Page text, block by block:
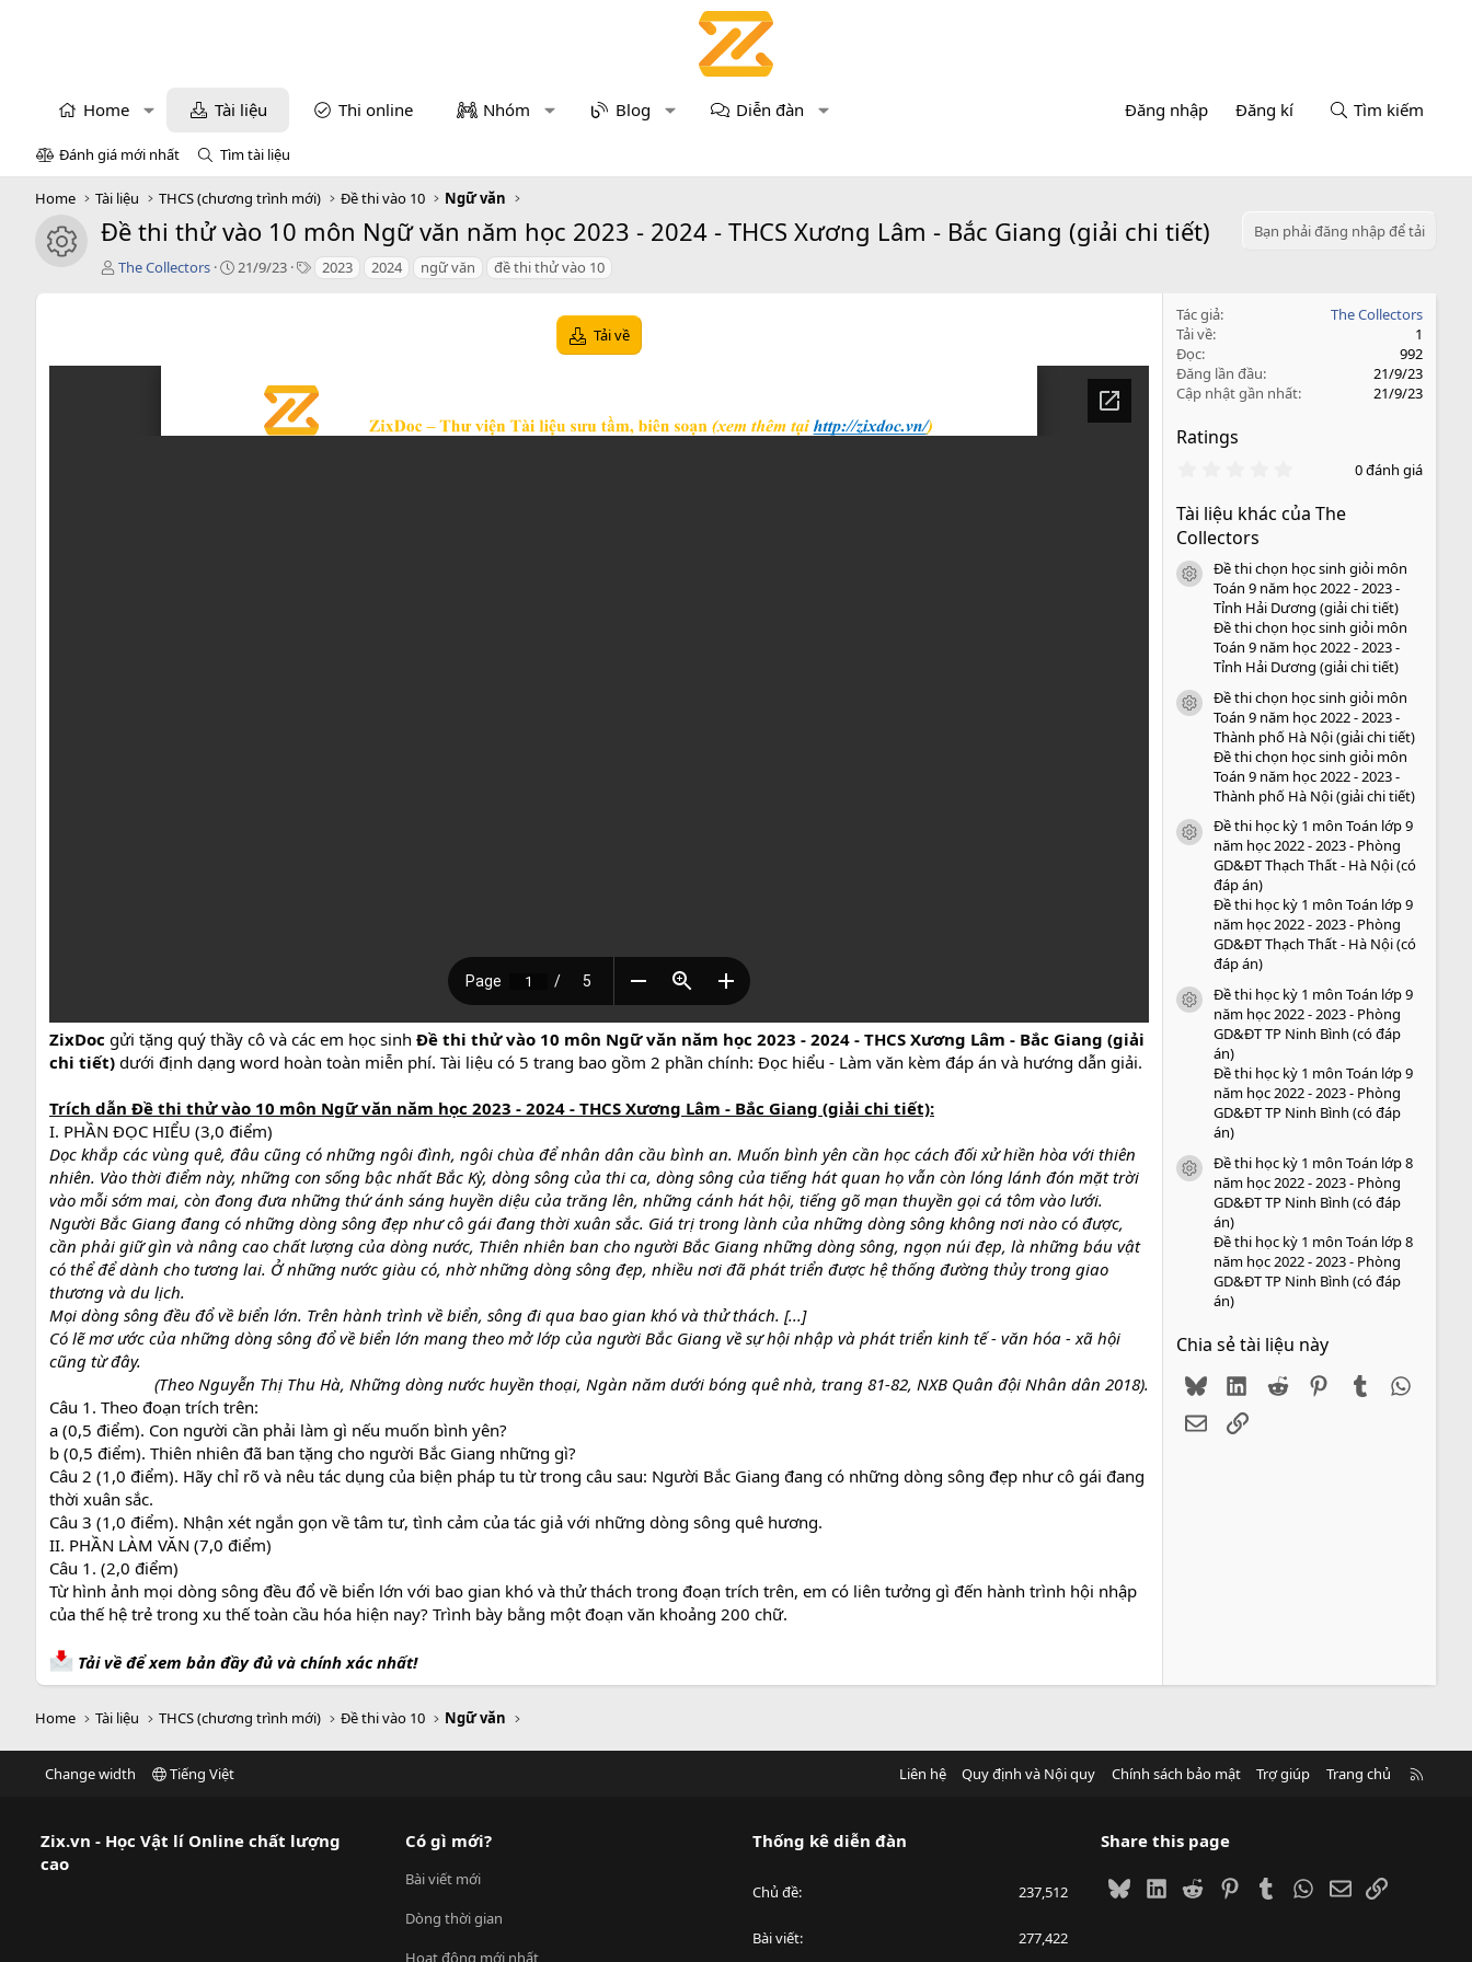
Home Tài liệu Thi online Nhóm Blog Diễn đàn Đăng nhập Đăng kí Tìm kiếm
Đánh giá mới nhất Tìm tài liệu
Home Tài liệu THCS (chương trình mới) Đề thi vào 10 Ngữ văn
icon tài liệu
Đề thi thử vào 10 môn Ngữ văn năm học 2023 - 2024 - THCS Xương Lâm - Bắc Giang (giải chi tiết)
Bạn phải đăng nhập để tải
T
ả
The Collectors
C
21/9/23
T 2023 2024 ngữ văn đề thi thử vào 10
Tải về
ZixDoc gửi tặng quý thầy cô và các em học sinh Đề thi thử vào 10 môn Ngữ văn năm học 2023 - 2024 - THCS Xương Lâm - Bắc Giang (giải
chi tiết) dưới định dạng word hoàn toàn miễn phí. Tài liệu có 5 trang bao gồm 2 phần chính: Đọc hiểu - Làm văn kèm đáp án và hướng dẫn giải.
Trích dẫn Đề thi thử vào 10 môn Ngữ văn năm học 2023 - 2024 - THCS Xương Lâm - Bắc Giang (giải chi tiết):
I. PHẦN ĐỌC HIỂU (3,0 điểm)
Dọc khắp các vùng quê, đâu cũng có những ngôi đình, ngôi chùa để nhân dân cầu bình an. Muốn bình yên cần học cách đối xử hiền hòa với thiên
nhiên. Vào thời điểm này, những con sống bậc nhất Bắc Kỳ, dòng sông của thi ca, dòng sông của tiếng hát quan họ vẫn còn lóng lánh đón mặt trời
vào mỗi sớm mai, còn đong đưa những thứ ánh sáng huyền diệu của trăng lên, những cánh hát hội, tiếng gõ mạn thuyền gọi cá tôm vào lưới.
Người Bắc Giang đang có những dòng sông đẹp như cô gái đang thời xuân sắc. Giá trị trong lành của những dòng sông không nơi nào có được,
cần phải giữ gìn và nâng cao chất lượng của dòng nước, Thiên nhiên ban cho người Bắc Giang những dòng sông, ngọn núi đẹp, là những báu vật
có thể để dành cho tương lai. Ở những nước giàu có, nhờ những dòng sông đẹp, nhiều nơi đã phát triển được hệ thống đường thủy trong giao
thương và du lịch.
Mọi dòng sông đều đổ về biển lớn. Trên hành trình về biển, sông đi qua bao gian khó và thử thách. [...]
Có lẽ mơ ước của những dòng sông đổ về biển lớn mang theo mở lớp của người Bắc Giang về sự hội nhập và phát triển kinh tế - văn hóa - xã hội
cũng từ đây.
(Theo Nguyễn Thị Thu Hà, Những dòng nước huyền thoại, Ngàn năm dưới bóng quê nhà, trang 81-82, NXB Quân đội Nhân dân 2018).
Câu 1. Theo đoạn trích trên:
a (0,5 điểm). Con người cần phải làm gì nếu muốn bình yên?
b (0,5 điểm). Thiên nhiên đã ban tặng cho người Bắc Giang những gì?
Câu 2 (1,0 điểm). Hãy chỉ rõ và nêu tác dụng của biện pháp tu từ trong câu sau: Người Bắc Giang đang có những dòng sông đẹp như cô gái đang
thời xuân sắc.
Câu 3 (1,0 điểm). Nhận xét ngắn gọn về tâm tư, tình cảm của tác giả với những dòng sông quê hương.
II. PHẦN LÀM VĂN (7,0 điểm)
Câu 1. (2,0 điểm)
Từ hình ảnh mọi dòng sông đều đổ về biển lớn với bao gian khó và thử thách trong đoạn trích trên, em có liên tưởng gì đến hành trình hội nhập
của thế hệ trẻ trong xu thế toàn cầu hóa hiện nay? Trình bày bằng một đoạn văn khoảng 200 chữ.
Tải về để xem bản đầy đủ và chính xác nhất!
Tác giả
The Collectors
Tải về
1
Đọc
992
Đăng lần đầu
21/9/23
Cập nhật gần nhất
21/9/23
Ratings
0
0
o
0 đánh giá
Tài liệu khác của The
Collectors
icon tài liệu
Đề thi chọn học sinh giỏi môn
Toán 9 năm học 2022 - 2023 -
Tỉnh Hải Dương (giải chi tiết)
Đề thi chọn học sinh giỏi môn
Toán 9 năm học 2022 - 2023 -
Tỉnh Hải Dương (giải chi tiết)
icon tài liệu
Đề thi chọn học sinh giỏi môn
Toán 9 năm học 2022 - 2023 -
Thành phố Hà Nội (giải chi tiết)
Đề thi chọn học sinh giỏi môn
Toán 9 năm học 2022 - 2023 -
Thành phố Hà Nội (giải chi tiết)
icon tài liệu
Đề thi học kỳ 1 môn Toán lớp 9
năm học 2022 - 2023 - Phòng
GD&ĐT Thạch Thất - Hà Nội (có
đáp án)
Đề thi học kỳ 1 môn Toán lớp 9
năm học 2022 - 2023 - Phòng
GD&ĐT Thạch Thất - Hà Nội (có
đáp án)
icon tài liệu
Đề thi học kỳ 1 môn Toán lớp 9
năm học 2022 - 2023 - Phòng
GD&ĐT TP Ninh Bình (có đáp
án)
Đề thi học kỳ 1 môn Toán lớp 9
năm học 2022 - 2023 - Phòng
GD&ĐT TP Ninh Bình (có đáp
án)
icon tài liệu
Đề thi học kỳ 1 môn Toán lớp 8
năm học 2022 - 2023 - Phòng
GD&ĐT TP Ninh Bình (có đáp
án)
Đề thi học kỳ 1 môn Toán lớp 8
năm học 2022 - 2023 - Phòng
GD&ĐT TP Ninh Bình (có đáp
án)
Chia sẻ tài liệu này
BlueskyLinkedIn
Reddit PinterestTumblr
EmailLink
Home Tài liệu THCS (chương trình mới) Đề thi vào 10 Ngữ văn
Change width Tiếng Việt Liên hệ Quy định và Nội quy Chính sách bảo mật Trợ giúp Trang chủ
Zix.vn - Học Vật lí Online chất lượng
cao
Có gì mới?
Bài viết mới
Dòng thời gian
Hoạt động mới nhất
Thống kê diễn đàn
Chủ đề 237,512
Bài viết 277,422
Share this page
BlueskyLinkedIn
Reddit PinterestTumblrWhatsApp
EmailLink